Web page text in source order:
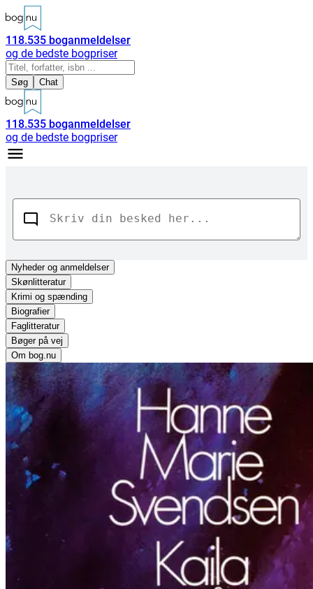
118.535 boganmeldelser
og de bedste bogpriser
Søg Chat
118.535 boganmeldelser
og de bedste bogpriser
Nyhederog anmeldelser
Skønlitteratur
Krimi og spænding
Biografier
Faglitteratur
Bøger på vej
Om bog.nu